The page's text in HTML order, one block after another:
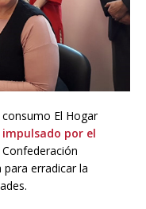
El Hogar
por el
para erradicar la